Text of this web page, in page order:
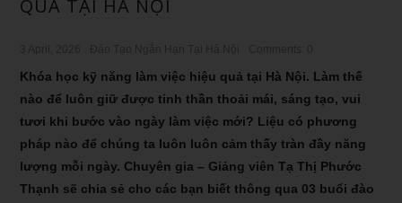
QUẢ TẠI HÀ NỘI
Khóa học kỹ năng làm việc hiệu quả tại Hà Nội. Làm thế
nào để luôn giữ được tinh thần thoải mái, sáng tạo, vui
tươi khi bước vào ngày làm việc mới? Liệu có phương
pháp nào để chúng ta luôn luôn cảm thấy tràn đầy năng
lượng mỗi ngày. Chuyên gia – Giảng viên Tạ Thị Phước
Thạnh sẽ chia sẻ cho các bạn biết thông qua 03 buổi đào